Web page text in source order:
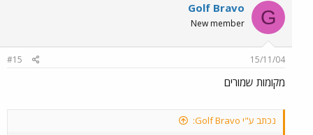
א
ב
ת
ר
G
Golf Bravo
New member
15/11/04
#15
מקומות שמורים
נכתב ע"י Golf Bravo: